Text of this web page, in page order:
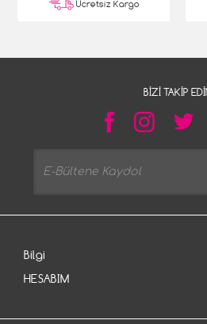
Ücretsiz Kargo
BIZI TAKIP
Bilgi
HESABIM